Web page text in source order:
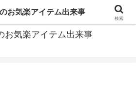
利なアイテムや面白い出来事などをご紹介
お気楽アイテム出来事
お気楽アイテム出来事
検索